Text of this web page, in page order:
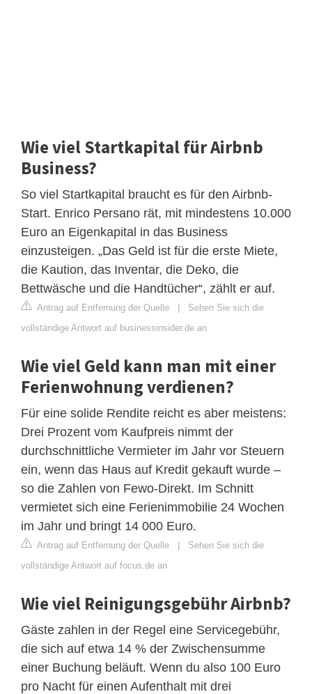
Wie viel Startkapital für Airbnb
Business?
So viel Startkapital braucht es für den Airbnb-
Start. Enrico Persano rät, mit mindestens 10.000
Euro an Eigenkapital in das Business
einzusteigen. „Das Geld ist für die erste Miete,
die Kaution, das Inventar, die Deko, die
Bettwäsche und die Handtücher“, zählt er auf.
Antrag auf Entfernung der Quelle | Sehen Sie sich die
vollständige Antwort auf businessinsider.de an
Wie viel Geld kann man mit einer
Ferienwohnung verdienen?
Für eine solide Rendite reicht es aber meistens:
Drei Prozent vom Kaufpreis nimmt der
durchschnittliche Vermieter im Jahr vor Steuern
ein, wenn das Haus auf Kredit gekauft wurde –
so die Zahlen von Fewo-Direkt. Im Schnitt
vermietet sich eine Ferienimmobilie 24 Wochen
im Jahr und bringt 14 000 Euro.
Antrag auf Entfernung der Quelle | Sehen Sie sich die
vollständige Antwort auf focus.de an
Wie viel Reinigungsgebühr Airbnb?
Gäste zahlen in der Regel eine Servicegebühr,
die sich auf etwa 14 % der Zwischensumme
einer Buchung beläuft. Wenn du also 100 Euro
pro Nacht für einen Aufenthalt mit drei